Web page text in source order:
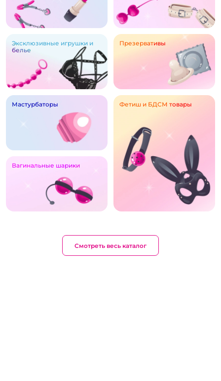
Эксклюзивные игрушки и
белье
Презервативы
Мастурбаторы
Вагинальные шарики
Фетиш и БДСМ товары
Смотреть весь каталог